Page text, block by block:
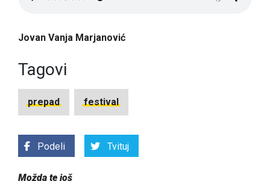
Jovan Vanja Marjanović
Tagovi
prepad festival
Podeli Tvituj
Možda te još